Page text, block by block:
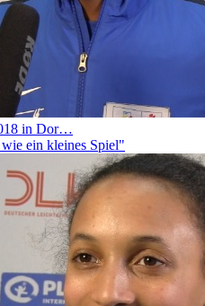
in Dor…
ein kleines Spiel"